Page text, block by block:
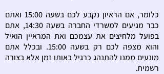
כלומר, אם הראיון נקבע לכם בשעה 15:00 ואתם
כבר מגיעים למשרדי החברה בשעה 14:30, אתם
בפועל מלחיצים את עצמכם ואת המראיין הואיל
והוא מצפה לכם רק בשעה 15:00. ובכלל אתם
מונעים ממנו להתנהג כרגיל באותו זמן אלא בצורה
רשמית.